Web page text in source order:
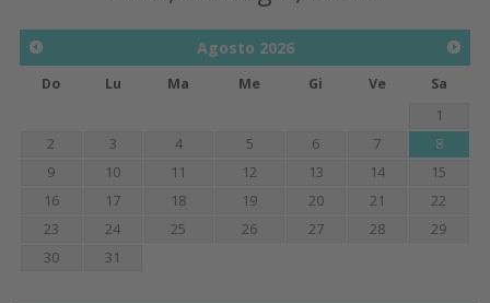
Agosto 2026
Do Lu Ma Me Gi Ve
Sa
1
2
3 4 5 6 7
8
9
10 11 12 13 14
15
16
17 18 19 20 21
22
23
24 25 26 27 28
29
30
31